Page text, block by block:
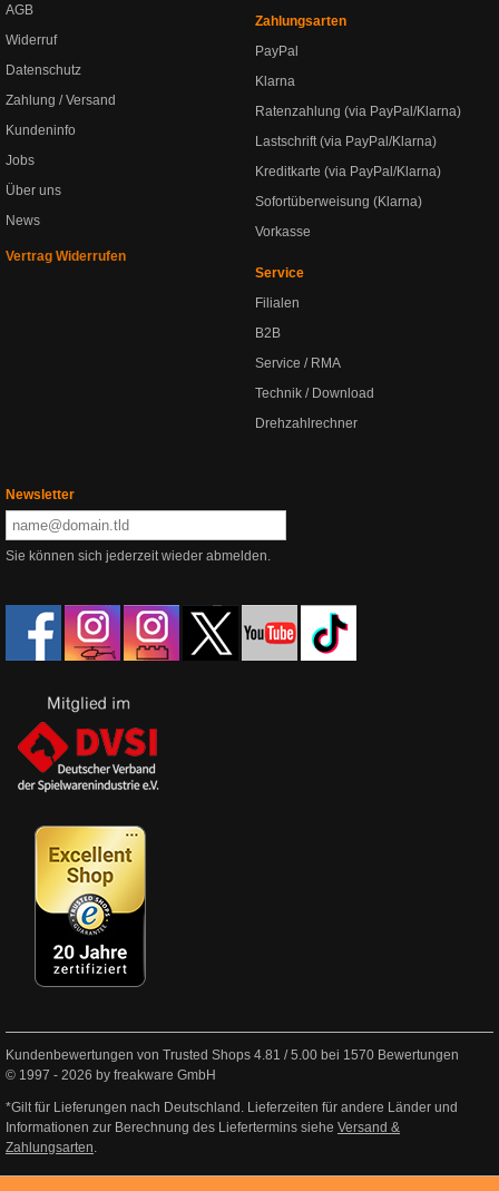
AGB
Widerruf
Datenschutz
Zahlung / Versand
Kundeninfo
Jobs
Über uns
News
Vertrag Widerrufen
Zahlungsarten
PayPal
Klarna
Ratenzahlung (via PayPal/Klarna)
Lastschrift (via PayPal/Klarna)
Kreditkarte (via PayPal/Klarna)
Sofortüberweisung (Klarna)
Vorkasse
Service
Filialen
B2B
Service / RMA
Technik / Download
Drehzahlrechner
Newsletter
Sie können sich jederzeit wieder abmelden.
Kundenbewertungen von Trusted Shops 4.81 /5.00 bei 1570 Bewertungen
© 1997 - 2026 by freakware GmbH
*Gilt für Lieferungen nach Deutschland. Lieferzeiten für andere Länder und
Informationen zur Berechnung des Liefertermins siehe Versand &
Zahlungsarten